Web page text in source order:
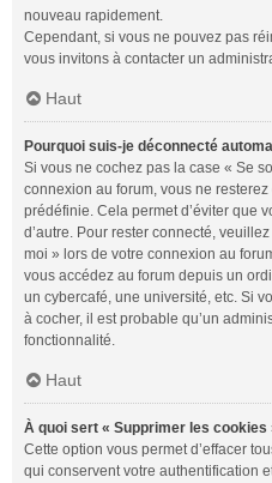
nouveau rapidement.
Cependant, si vous ne pouvez pas
vous invitons à contacter un
Haut
Pourquoi suis-je déconnecté
Si vous ne cochez pas la case « Se
connexion au forum, vous ne
prédéfinie. Cela permet d’éviter que
d’autre. Pour rester connecté,
moi » lors de votre connexion au
vous accédez au forum depuis un
un cybercafé, une université, etc. Si
à cocher, il est probable qu’un
fonctionnalité.
Haut
À quoi sert « Supprimer les cookies
Cette option vous permet d’effacer
qui conservent votre authentification